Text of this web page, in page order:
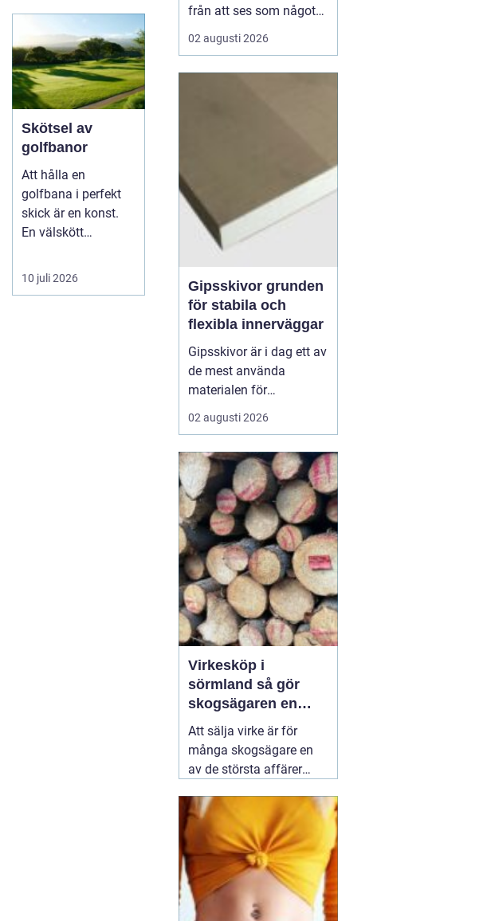
Skötsel av
golfbanor
Att hålla en
golfbana i perfekt
skick är en konst.
En välskött
inte bara en
enastå...
10 juli 2026
från att ses som något
traditionellt till att bli ett
av de mest moderna
02 augusti 2026
Gipsskivor grunden
för stabila och
flexibla innerväggar
Gipsskivor är i dag ett av
de mest använda
materialen för
innerväggar och tak i
både bostäder och
skapar släta ytor, är
enkla att anpassa och
går att kombinera med
krav på ljud, brand och
fukt. I modern
byggproduktion ses de ...
02 augusti 2026
Virkesköp i
sörmland så gör
skogsägaren en
trygg och lönsam
affär
Att sälja virke är för
många skogsägare en
av de största affärer
Samtidigt är marknaden
rörlig, reglerna många
och alternativen fler än
någonsin. Den som vill
lyckas01 augusti 2026